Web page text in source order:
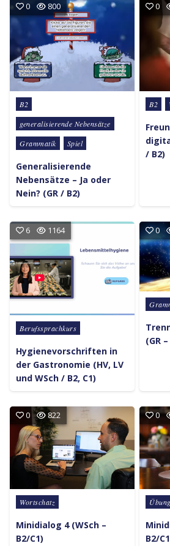
0 800
Posted in
B2
generalisierende Nebensätze
Grammatik
Spiel
Generalisierende
Nebensätze – Ja oder
Nein? (GR / B2)
0
B2
/ B2)
6 1164
Posted in
Berufssprachkurs
Hygienevorschriften in
der Gastronomie (HV, LV
und WSch / B2, C1)
0
(GR
0 822
Posted in
Wortschatz
Minidialog 4 (WSch –
B2/C1)
0
B2/